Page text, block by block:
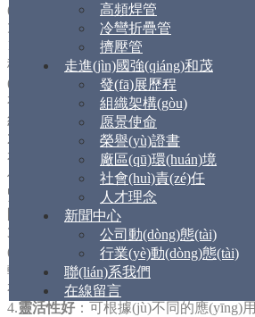
高頻焊管
冷彎折疊管
擠壓管
走進(jìn)國強(qiáng)和茂
發(fā)展歷程
組織架構(gòu)
愿景使命
榮譽(yù)證書
廠區(qū)環(huán)境
社會(huì)責(zé)任
人才理念
新聞中心
公司動(dòng)態(tài)
行業(yè)動(dòng)態(tài)
聯(lián)系我們
在線留言
(tǒng)。
大截面多流道折疊管具有以下特點(diǎn)
1.
：多流道設(shè)計(jì)增加
積，使熱量傳遞更加充分，能有效提
(shí)現(xiàn)不同流體間的熱交換，滿
有較高要求的場景，如新能源汽車動
統(tǒng)。
2.
結(jié)構(gòu)緊湊：大截面意味著可以
有限的空間內(nèi)實(shí)現(xiàn)多個(gè)
個(gè)單流道管并行排列，占用空間更小
緊湊化設(shè)計(jì)，便于安裝和布置
限的場所，如車輛、船舶等的換熱系
3.
：采用折疊工藝制造，在
(qiáng)度的前提下，可使用較薄的材料
輕，對(duì)于有重量限制的應(yīng)用場景
有助于減輕車輛自重，提高能源利用效率和
4.靈活性好 ：可根據(jù)不同的應(yīng)